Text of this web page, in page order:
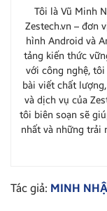
Tôi là Vũ Minh
Zestech.vn – đơn
hình Android và
tảng kiến thức
với công nghệ,
bài viết chất
và dịch vụ của
tôi biên soạn sẽ
nhất và những trải
Tác giả: MINH